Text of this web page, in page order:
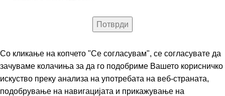
Со кликање на копчето "Се согласувам", се согласувате да
зачуваме колачиња за да го подобриме Вашето корисничко
искуство преку анализа на употребата на веб-страната,
подобрување на навигацијата и прикажување на